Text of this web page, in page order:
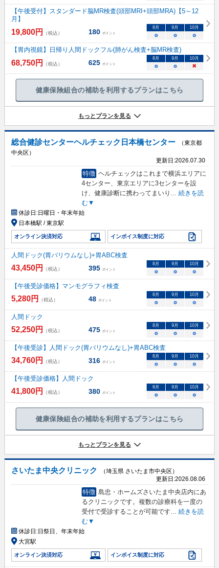
【午後受付】スタンダード脳MR検査(頭部MRI+頭部MRA)【5～12
月】
19,800円 （税込） 180 ポイント
8月 9月 10月
○ ○ ○
【胃内視鏡】日帰り人間ドックフル(肺がん検査+脳MR検査)
68,750円 （税込） 625 ポイント
8月 9月 10月
○ ○ ×
健康保険組合の補助を利用するプランはこちら
もっとプランを見る
総合健診センターヘルチェック日本橋センター
（東京都
中央区）
更新日:2026.07.30
特徴 ヘルチェックはこれまで横浜エリアに
4センター、東京エリアに3センターを設
け、健康診断に携わってまいり
続きを読
む▼
休診日:日曜日・年末年始
日本橋駅 / 東京駅
オンライン決済対応 インボイス制度に対応
人間ドック(胃バリウムなし)+胃ABC検査
43,450円 （税込） 395 ポイント
8 月 9 月 10月
○ ○ ○
【午後受診価格】マンモグラフィ検査
5,280円 （税込） 48 ポイント
8 月 9 月 10月
○ ○ ○
人間ドック
52,250円 （税込） 475 ポイント
8 月 9 月 10月
○ ○ ○
【午後受診】人間ドック(胃バリウムなし)+胃ABC検査
34,760円 （税込） 316 ポイント
8 月 9 月 10月
○ ○ ○
【午後受診価格】人間ドック
41,800円 （税込） 380 ポイント
8 月 9 月 10月
○ ○ ○
健康保険組合の補助を利用するプランはこちら
もっとプランを見る
さいたま中央クリニック
（埼玉県 さいたま市中央区）
更新日:2026.08.06
特徴 島忠・ホームズさいたま中央店内にあ
るクリニックです。複数の診療科を一度の
受付で受診することが可能です... 続きを読
む▼
休診日:日祭日、年末年始
大宮駅
オンライン決済対応 インボイス制度に対応